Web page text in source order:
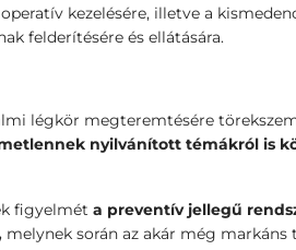
kezelésére, illetve a
felderítésére és ellátására.
légkör megteremtésére
nyilvánított témákról is
figyelmét a preventív jellegű
melynek során az akár még